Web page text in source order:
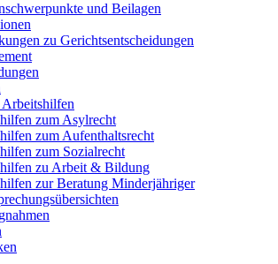
und Beilagen
zu Gerichtsentscheidungen
Arbeitshilfen
zum Asylrecht
zum Aufenthaltsrecht
zum Sozialrecht
zu Arbeit & Bildung
zur Beratung Minderjähriger